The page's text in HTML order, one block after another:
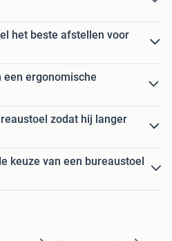
het beste afstellen voor
een ergonomische
zodat hij langer
keuze van een bureaustoel